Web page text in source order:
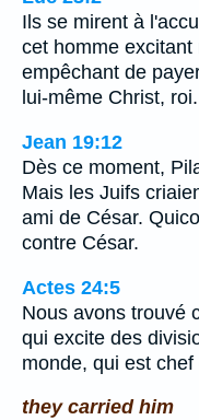
Ils se mirent à
cet homme
empêchant de
lui-même Christ, roi.
Jean 19:12
Dès ce moment,
Mais les Juifs
ami de César.
contre César.
Actes 24:5
Nous avons trouvé
qui excite des
monde, qui est
they carried him